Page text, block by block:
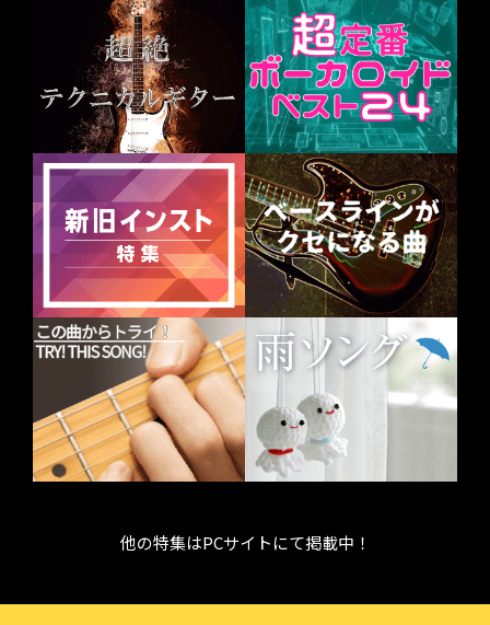
他の特集はPCサイトにて掲載中！